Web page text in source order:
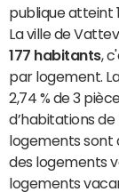
publique atteint
La ville de
177 habitants,
par logement.
2,74 % de 3
d’habitations de
logements sont
des logements
logements